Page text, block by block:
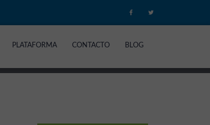
PLATAFORMA CONTACTO BLOG